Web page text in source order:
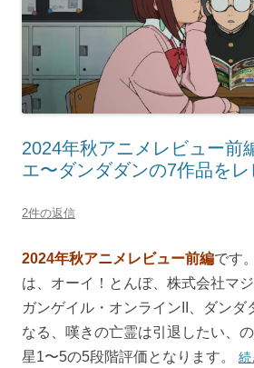
2024年秋アニメレビュー前
エ〜ダンダダンの7作品をレ
2件の返信
2024年秋アニメレビュー前編です
は、オーイ！とんぼ、株式会社マ
ガンゲイル・オンラインII、ダンダ
なる、嘆きの亡霊は引退したい、
星1〜5の5段階評価となります。
続